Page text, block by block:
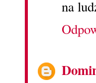
na